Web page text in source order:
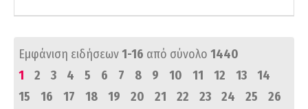
Εμφάνιση ειδήσεων1-16 από σύνολο 1440
1
2 3 4 5 6 7 8 9 10 11 12 13
14
15
16 17 18 19 20 21 22 23 24 25
26